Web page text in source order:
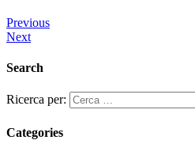
Previous
Next
Search
Ricerca per:
Categories